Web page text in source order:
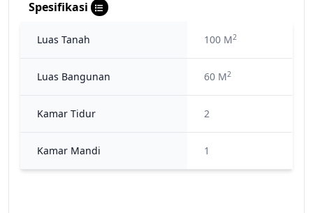
Spesifikasi
Luas Tanah 100 M2
Luas Bangunan 60 M2
Kamar Tidur 2
Kamar Mandi 1